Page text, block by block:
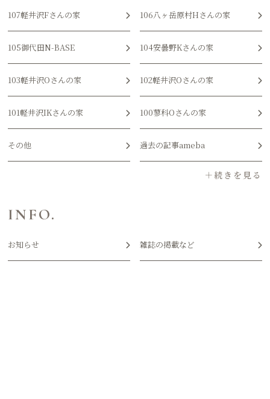
107軽井沢Fさんの家 106八ヶ岳原村Hさんの家
105御代田N-BASE 104安曇野Kさんの家
103軽井沢Oさんの家 102軽井沢Oさんの家
101軽井沢IKさんの家 100蓼科Oさんの家
その他 過去の記事ameba
INFO.
お知らせ 雑誌の掲載など